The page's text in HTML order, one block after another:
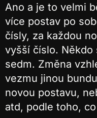
Ano a je to velmi
více postav po
čísly, za každou
vyšší číslo. Někdo
sedm. Změna
vezmu jinou
novou postavu,
atd, podle toho,